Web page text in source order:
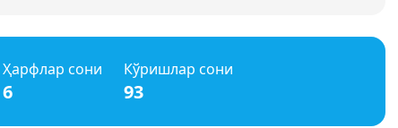
Ҳарфлар сони
6
Кўришлар сони
93